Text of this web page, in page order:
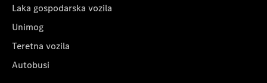
Laka gospodarska vozila
Unimog
Teretna vozila
Autobusi